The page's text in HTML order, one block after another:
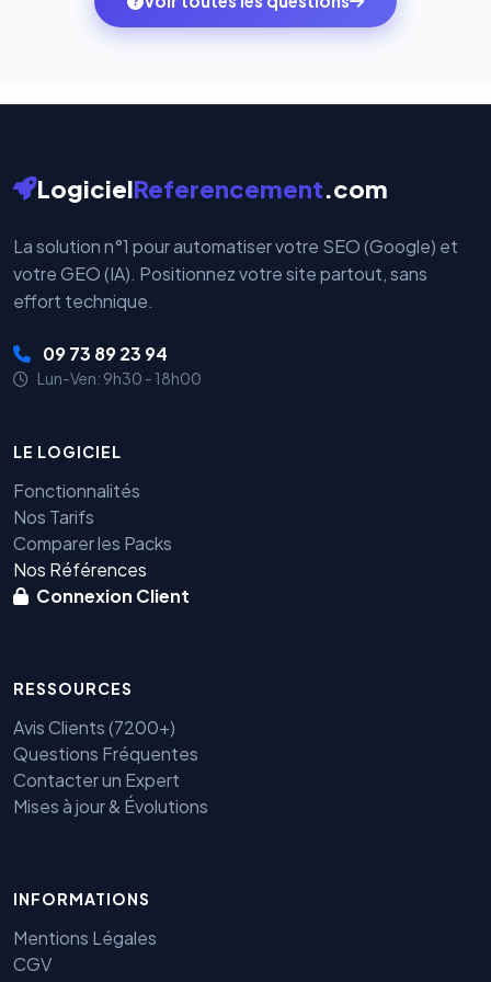
votre historique.
par nos serveurs — elles sont gérées directement et
LogicielReferencement.com
La solution n°1 pour automatiser votre SEO (Google) et
votre GEO (IA). Positionnez votre site partout, sans
effort technique.
09 73 89 23 94
Lun-Ven: 9h30 - 18h00
LE LOGICIEL
Fonctionnalités
Nos Tarifs
Comparer les Packs
Nos Références
Connexion Client
RESSOURCES
Avis Clients (7200+)
Questions Fréquentes
Contacter un Expert
Mises à jour & Évolutions
INFORMATIONS
Mentions Légales
CGV